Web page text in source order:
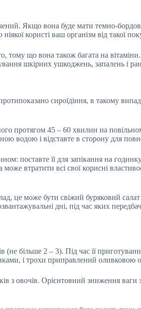
Якщо вона буде мати темно-
користі ваш організм від такої
тому що вона також багата на
шкірних ушкоджень, запалень і
сироїдіння, в такому
протягом 45 – 60 хвилин на
водою і відставте в сторону для
поставте її для запікання на
втратити всі свої корисні
це може бути свіжий буряковий
дні, під час яких
(не більше 2 – 3). Під час її
і трохи приправлений оливковою
з овочів. Орієнтовний зниження ваги